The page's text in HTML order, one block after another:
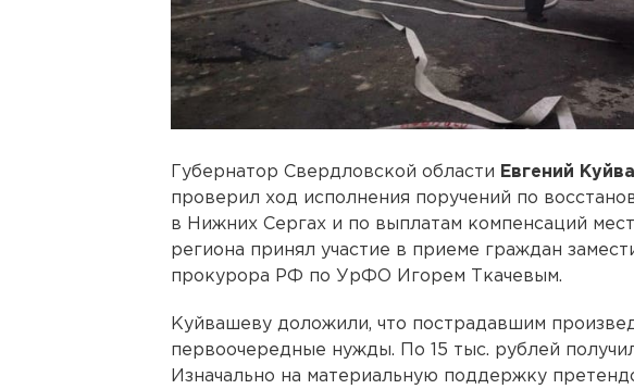
Губернатор Свердловской области Евгений
проверил ход исполнения поручений по
в Нижних Сергах и по выплатам компенсаций
региона принял участие в приеме граждан
прокурора РФ по УрФО Игорем Ткачевым.
Куйвашеву доложили, что пострадавшим
первоочередные нужды. По 15 тыс. рублей
Изначально на материальную поддержку